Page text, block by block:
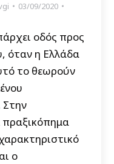
03/09/2020
οδός προς
όταν η Ελλάδα
το θεωρούν
Στην
πραξικόπημα
ο